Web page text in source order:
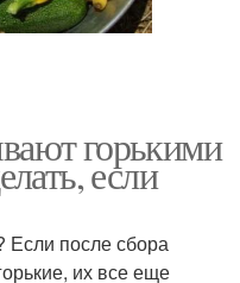
горькими
если
Если после сбора
их все еще